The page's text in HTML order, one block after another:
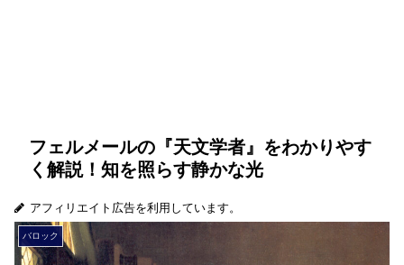
フェルメールの『天文学者』をわかりやす
く解説！知を照らす静かな光
アフィリエイト広告を利用しています。
バロック